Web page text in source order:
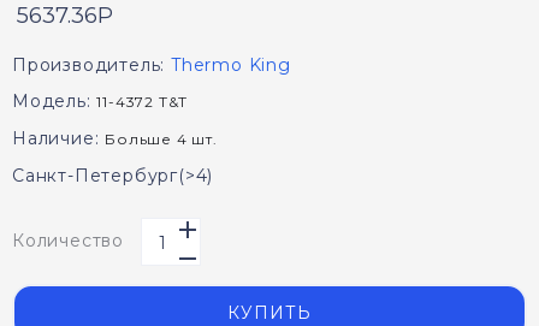
5637.36P
Производитель: Thermo King
Модель: 11-4372 T&T
Наличие: Больше 4 шт.
Санкт-Петербург(>4)
Количество
КУПИТЬ